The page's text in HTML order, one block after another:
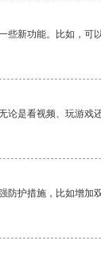
新功能。比如，可
论是看视频、玩游戏
护措施，比如增加双